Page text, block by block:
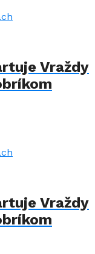
Vraždy
Vraždy